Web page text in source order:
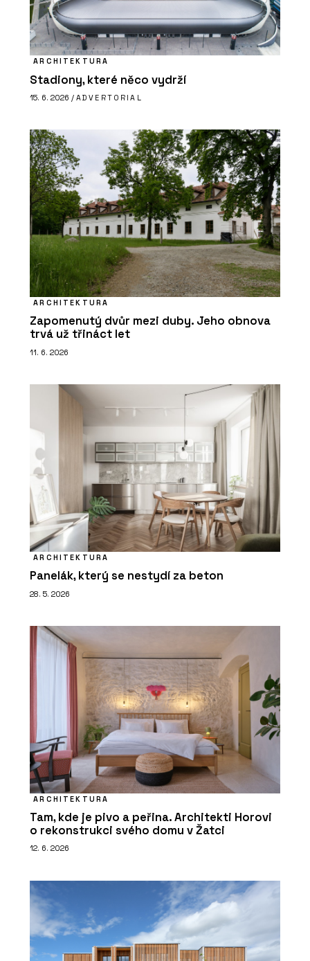
ARCHITEKTURA
Stadiony, které něco vydrží
15. 6. 2026 / ADVERTORIAL
ARCHITEKTURA
Zapomenutý dvůr mezi duby. Jeho obnova
trvá už třináct let
11. 6. 2026
ARCHITEKTURA
Panelák, který se nestydí za beton
28. 5. 2026
ARCHITEKTURA
Tam, kde je pivo a peřina. Architekti Horovi
o rekonstrukci svého domu v Žatci
12. 6. 2026